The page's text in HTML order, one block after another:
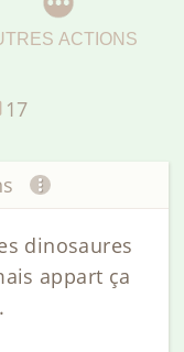
ACTIONS
17
dinosaures
appart ça